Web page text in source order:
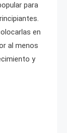
para
en
al menos
y